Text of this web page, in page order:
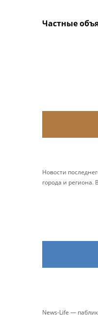
Частные
Новости
города и региона.
News-Life —